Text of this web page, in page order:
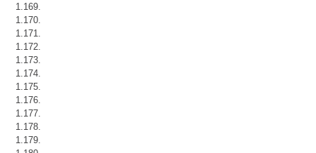
1.169.
1.170.
1.171.
1.172.
1.173.
1.174.
1.175.
1.176.
1.177.
1.178.
1.179.